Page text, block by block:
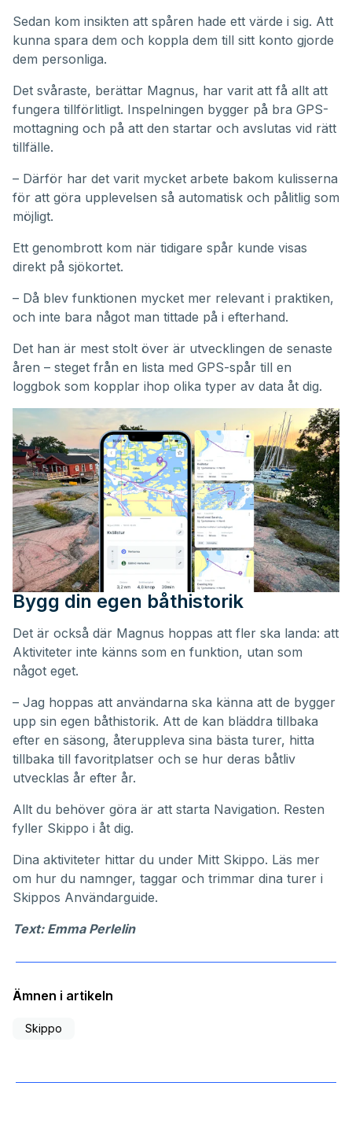
Sedan kom insikten att spåren hade ett värde i sig. Att
kunna spara dem och koppla dem till sitt konto gjorde
dem personliga.
Det svåraste, berättar Magnus, har varit att få allt att
fungera tillförlitligt. Inspelningen bygger på bra GPS-
mottagning och på att den startar och avslutas vid rätt
tillfälle.
– Därför har det varit mycket arbete bakom kulisserna
för att göra upplevelsen så automatisk och pålitlig som
möjligt.
Ett genombrott kom när tidigare spår kunde visas
direkt på sjökortet.
– Då blev funktionen mycket mer relevant i praktiken,
och inte bara något man tittade på i efterhand.
Det han är mest stolt över är utvecklingen de senaste
åren – steget från en lista med GPS-spår till en
loggbok som kopplar ihop olika typer av data åt dig.
Bygg din egen båthistorik
Det är också där Magnus hoppas att fler ska landa: att
Aktiviteter inte känns som en funktion, utan som
något eget.
– Jag hoppas att användarna ska känna att de bygger
upp sin egen båthistorik. Att de kan bläddra tillbaka
efter en säsong, återuppleva sina bästa turer, hitta
tillbaka till favoritplatser och se hur deras båtliv
utvecklas år efter år.
Allt du behöver göra är att starta Navigation. Resten
fyller Skippo i åt dig.
Dina aktiviteter hittar du under Mitt Skippo. Läs mer
om hur du namnger, taggar och trimmar dina turer i
Skippos Användarguide.
Text: Emma Perlelin
Ämnen i artikeln
Skippo